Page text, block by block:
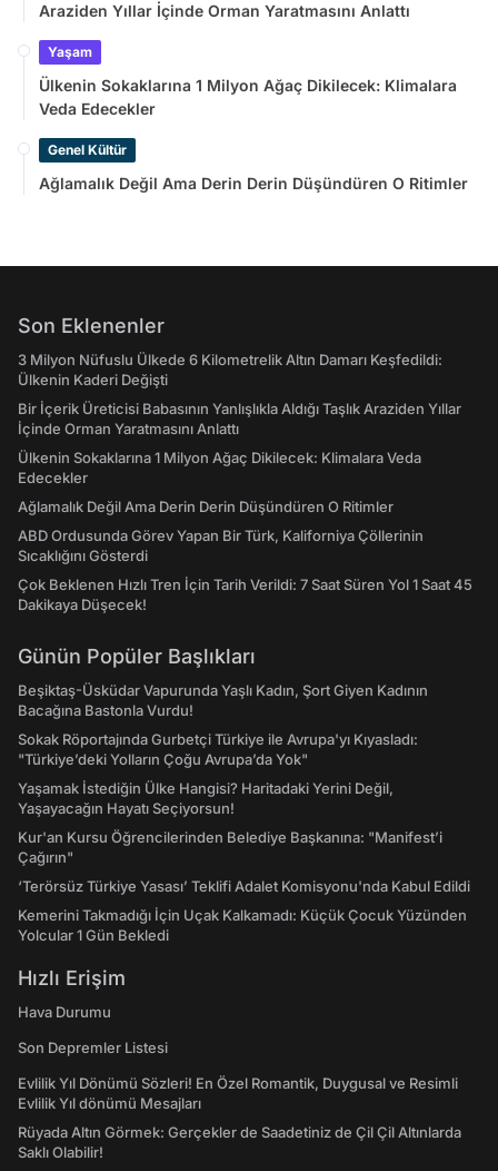
Araziden Yıllar İçinde Orman Yaratmasını Anlattı
Yaşam
Ülkenin Sokaklarına 1 Milyon Ağaç Dikilecek: Klimalara
Veda Edecekler
Genel Kültür
Ağlamalık Değil Ama Derin Derin Düşündüren O Ritimler
Son Eklenenler
3 Milyon Nüfuslu Ülkede 6 Kilometrelik Altın Damarı Keşfedildi:
Ülkenin Kaderi Değişti
Bir İçerik Üreticisi Babasının Yanlışlıkla Aldığı Taşlık Araziden Yıllar
İçinde Orman Yaratmasını Anlattı
Ülkenin Sokaklarına 1 Milyon Ağaç Dikilecek: Klimalara Veda
Edecekler
Ağlamalık Değil Ama Derin Derin Düşündüren O Ritimler
ABD Ordusunda Görev Yapan Bir Türk, Kaliforniya Çöllerinin
Sıcaklığını Gösterdi
Çok Beklenen Hızlı Tren İçin Tarih Verildi: 7 Saat Süren Yol 1 Saat 45
Dakikaya Düşecek!
Günün Popüler Başlıkları
Beşiktaş-Üsküdar Vapurunda Yaşlı Kadın, Şort Giyen Kadının
Bacağına Bastonla Vurdu!
Sokak Röportajında Gurbetçi Türkiye ile Avrupa'yı Kıyasladı:
"Türkiye’deki Yolların Çoğu Avrupa’da Yok"
Yaşamak İstediğin Ülke Hangisi? Haritadaki Yerini Değil,
Yaşayacağın Hayatı Seçiyorsun!
Kur'an Kursu Öğrencilerinden Belediye Başkanına: "Manifest’i
Çağırın"
‘Terörsüz Türkiye Yasası’ Teklifi Adalet Komisyonu'nda Kabul Edildi
Kemerini Takmadığı İçin Uçak Kalkamadı: Küçük Çocuk Yüzünden
Yolcular 1 Gün Bekledi
Hızlı Erişim
Hava Durumu
Son Depremler Listesi
Evlilik Yıl Dönümü Sözleri! En Özel Romantik, Duygusal ve Resimli
Evlilik Yıl dönümü Mesajları
Rüyada Altın Görmek: Gerçekler de Saadetiniz de Çil Çil Altınlarda
Saklı Olabilir!